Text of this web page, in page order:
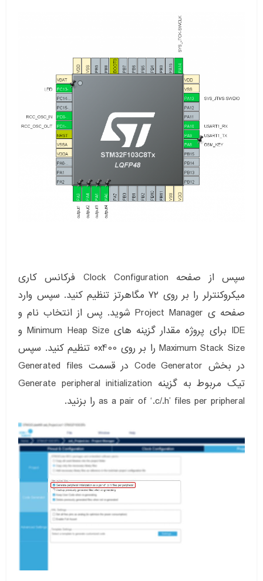
سپس از صفحه Clock Configuration فرکانس کاری
میکروکنترلر را بر روی ۷۲ مگاهرتز تنظیم کنید. سپس وارد
صفحه ی Project Manager شوید. پس از انتخاب نام و
IDE برای پروژه مقدار گزینه های Minimum Heap Size و
Maximum Stack Size را بر روی ۰x400 تنظیم کنید. سپس
در بخش Code Generator در قسمت Generated files
تیک مربوط به گزینه Generate peripheral initialization
as a pair of ‘.c/.h’ files per pripheral را بزنید.